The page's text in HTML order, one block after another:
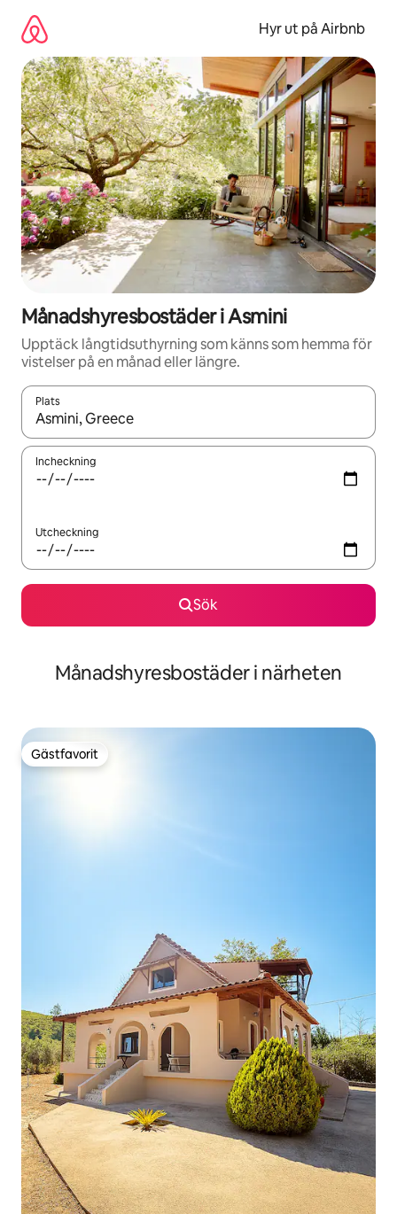
innehåll
Hyr ut på Airbnb
Månadshyresbostäder i Asmini
Upptäck långtidsuthyrning som känns som hemma för
vistelser på en månad eller längre.
Plats
När resultaten är tillgängliga kan du navigera med upp- och
Incheckning
Utcheckning
Sök
Månadshyresbostäder i närheten
Gästfavorit
Gästfavorit